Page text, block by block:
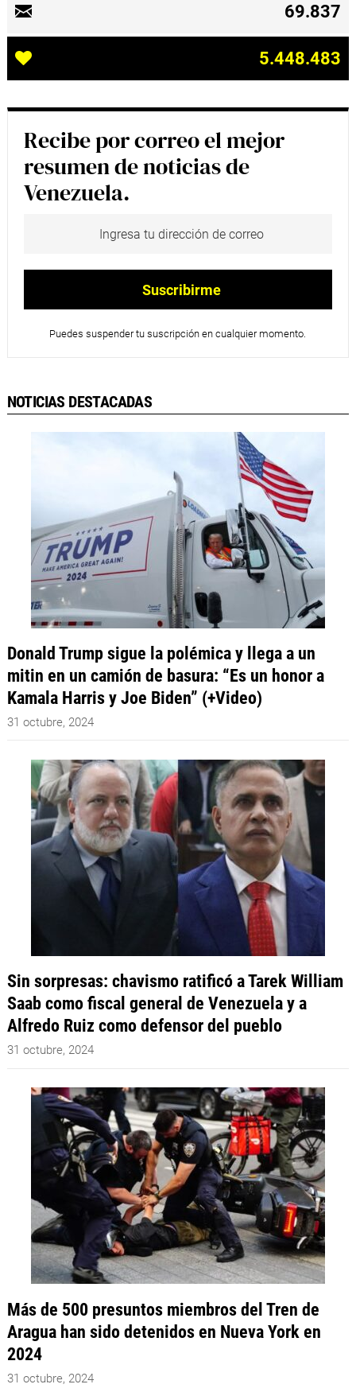
69.837
5.448.483
Recibe por correo el mejor
resumen de noticias de
Venezuela.
Puedes suspender tu suscripción en cualquier momento.
NOTICIAS DESTACADAS
Donald Trump sigue la polémica y llega a un
mitin en un camión de basura: “Es un honor a
Kamala Harris y Joe Biden” (+Video)
31 octubre, 2024
Sin sorpresas: chavismo ratificó a Tarek William
Saab como fiscal general de Venezuela y a
Alfredo Ruiz como defensor del pueblo
31 octubre, 2024
Más de 500 presuntos miembros del Tren de
Aragua han sido detenidos en Nueva York en
2024
31 octubre, 2024